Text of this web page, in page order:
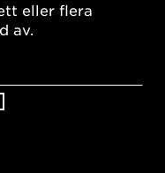
eller flera
av.